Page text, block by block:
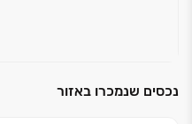
נכסים שנמכרו באזור